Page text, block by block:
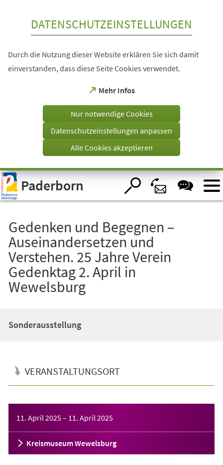
Visuelle
Assistenzsoftware
öffnen.
DATENSCHUTZEINSTELLUNGEN
Durch die Nutzung dieser Website erklären Sie sich damit
einverstanden, dass diese Seite Cookies verwendet.
Mehr Infos
(Öffnet
einem
Tab)
Nur notwendige Cookies
Datenschutzeinstellungen anpassen
Alle Cookies akzeptieren
Paderborn
Gedenken und Begegnen –
Auseinandersetzen und
Verstehen. 25 Jahre Verein
Gedenktag 2. April in
Wewelsburg
Sonderausstellung
VERANSTALTUNGSORT
11. April 2025– 11. April 2025
Kreismuseum Wewelsburg